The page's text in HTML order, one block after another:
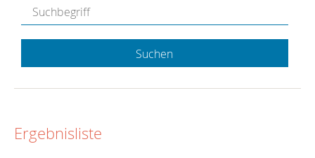
Suchen
Ergebnisliste